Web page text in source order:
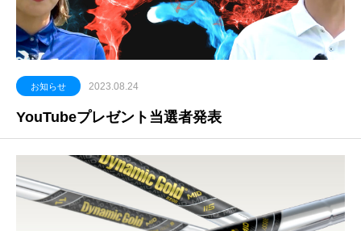
お知らせ 2023.08.24
YouTubeプレゼント当選者発表